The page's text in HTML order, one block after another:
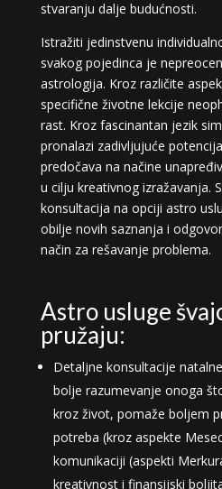
stvaranju dalje budućnosti.
Istražiti jedinstvenu
svakog pojedinca je
astrologija. Kroz različite
specifične životne lekcije
rast. Kroz fascinantan jezik
pronalazi zadivljujuće
predočava na načine
u cilju kreativnog izražavanja.
konsultacija na opciji astro
obilje novih saznanja i
način za rešavanje problema.
Astro usluge
pružaju:
Detaljne konsultacije
bolje razumevanje onoga
kroz život, pomaže boljem
potreba (kroz aspekte
komunikaciji (aspekti
kreativnost i finansijski